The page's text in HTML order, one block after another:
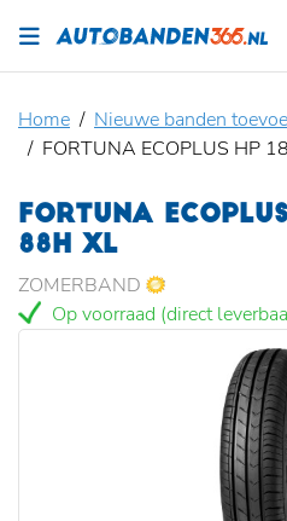
Home
Nieuwe banden
FORTUNA ECOPLUS HP
FORTUNA
88H XL
ZOMERBAND
Op voorraad (direct